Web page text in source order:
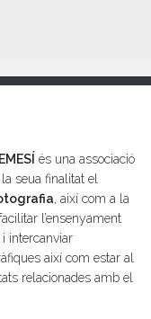
és una associació
seua finalitat el
, així com a la
l’ensenyament
i intercanviar
així com estar al
relacionades amb el